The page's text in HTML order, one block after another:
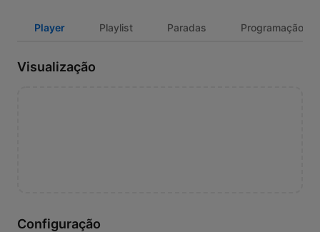
Player Playlist Paradas Programação
Visualização
Configuração